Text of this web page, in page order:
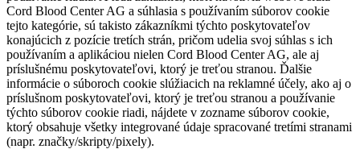
Cord Blood Center AG a súhlasia s používaním súborov cookie
tejto kategórie, sú takisto zákazníkmi týchto poskytovateľov
konajúcich z pozície tretích strán, pričom udelia svoj súhlas s ich
používaním a aplikáciou nielen Cord Blood Center AG, ale aj
príslušnému poskytovateľovi, ktorý je treťou stranou. Ďalšie
informácie o súboroch cookie slúžiacich na reklamné účely, ako aj o
príslušnom poskytovateľovi, ktorý je treťou stranou a používanie
týchto súborov cookie riadi, nájdete v zozname súborov cookie,
ktorý obsahuje všetky integrované údaje spracované tretími stranami
(napr. značky/skripty/pixely).